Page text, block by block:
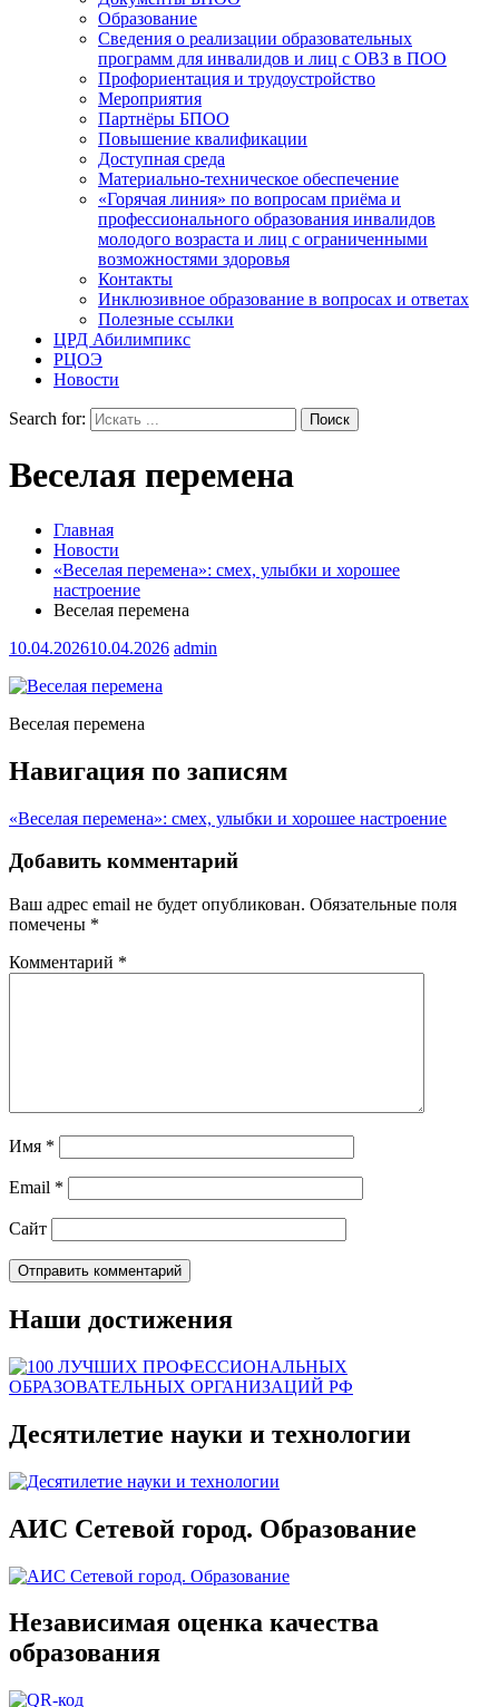
Образование
Сведения о реализации образовательных
программ для инвалидов и лиц с ОВЗ в ПОО
Профориентация и трудоустройство
Мероприятия
Партнёры БПОО
Повышение квалификации
Доступная среда
Материально-техническое обеспечение
«Горячая линия» по вопросам приёма и
профессионального образования инвалидов
молодого возраста и лиц с ограниченными
возможностями здоровья
Контакты
Инклюзивное образование в вопросах и ответах
Полезные ссылки
ЦРД Абилимпикс
РЦОЭ
Новости
Search for:
Веселая перемена
Главная
Новости
«Веселая перемена»: смех, улыбки и хорошее
настроение
Веселая перемена
10.04.202610.04.2026 admin
Веселая перемена
Навигация по записям
«Веселая перемена»: смех, улыбки и хорошее настроение
Добавить комментарий
Ваш адрес email не будет опубликован. Обязательные поля
помечены *
Комментарий *
Имя *
Email *
Сайт
Наши достижения
Десятилетие науки и технологии
АИС Сетевой город. Образование
Независимая оценка качества
образования